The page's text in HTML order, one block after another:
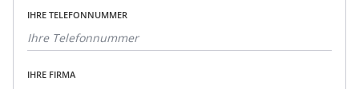
IHRE TELEFONNUMMER
IHRE FIRMA